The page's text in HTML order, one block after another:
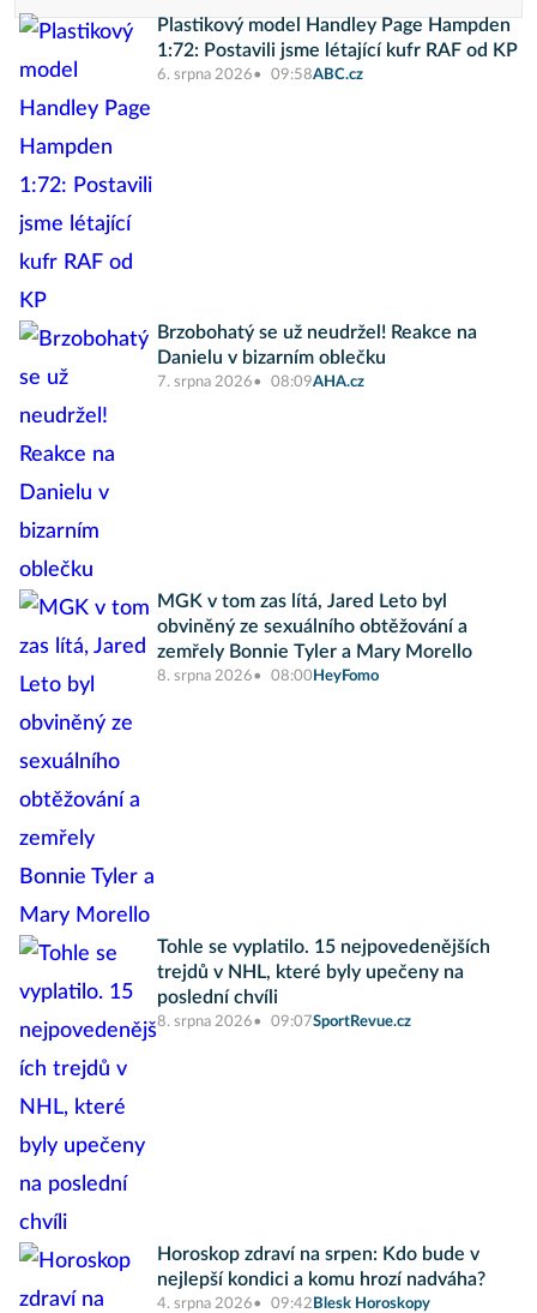
Plastikový model Handley Page Hampden
1:72: Postavili jsme létající kufr RAF od KP
6. srpna 2026 09:58ABC.cz
Brzobohatý se už neudržel! Reakce na
Danielu v bizarním oblečku
7. srpna 2026 08:09AHA.cz
MGK v tom zas lítá, Jared Leto byl
obviněný ze sexuálního obtěžování a
zemřely Bonnie Tyler a Mary Morello
8. srpna 2026 08:00 HeyFomo
Tohle se vyplatilo. 15 nejpovedenějších
trejdů v NHL, které byly upečeny na
poslední chvíli
8. srpna 2026 09:07SportRevue.cz
Horoskop zdraví na srpen: Kdo bude v
nejlepší kondici a komu hrozí nadváha?
4. srpna 2026 09:42 Blesk Horoskopy